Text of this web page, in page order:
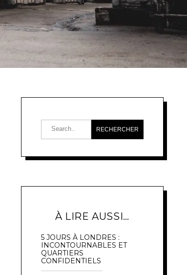
À LIRE AUSSI…
5 JOURS À LONDRES :
INCONTOURNABLES ET
QUARTIERS
CONFIDENTIELS